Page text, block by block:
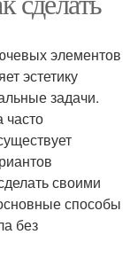
элементов
эстетику
задачи.
своими
способы
без